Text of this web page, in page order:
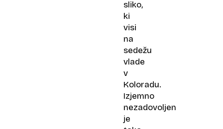
sliko,
ki
visi
na
sedežu
vlade
v
Koloradu.
Izjemno
nezadovoljen
je